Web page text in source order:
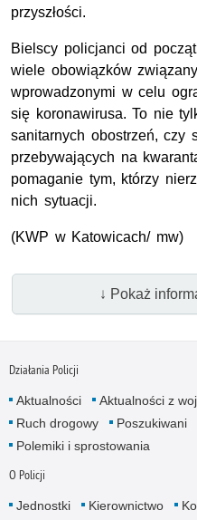
przyszłości.
Bielscy policjanci od
wiele obowiązków
wprowadzonymi w celu
się koronawirusa. To nie
sanitarnych obostrzeń, czy
przebywających na
pomaganie tym, którzy
nich sytuacji.
(KWP w Katowicach/ mw)
↓ Pokaż
Działania Policji
Aktualności Aktualności z
Ruch drogowy
Poszukiwani
Polemiki i sprostowania
O Policji
Jednostki Kierownictwo